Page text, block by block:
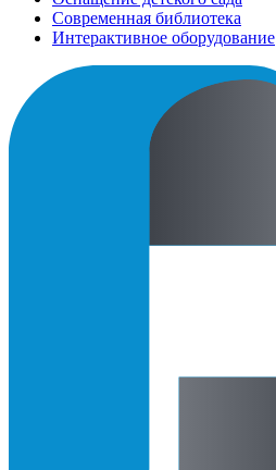
Современная библиотека
Интерактивное оборудование